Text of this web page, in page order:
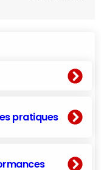
pratiques